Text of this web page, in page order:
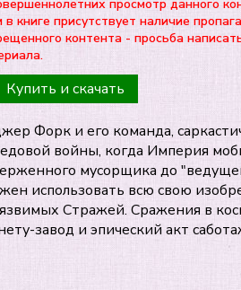
просмотр данного
в книге присутствует наличие
контента - просьба
Купить и скачать
Форк и его команда,
войны, когда Империя
мусорщика до
использовать всю свою
Стражей. Сражения в
завод и эпический акт